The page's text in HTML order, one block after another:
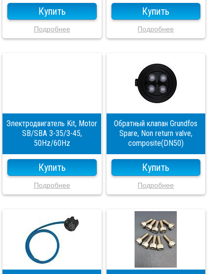
Купить
Подробнее
Купить
Подробнее
Электродвигатель Kit, Motor
SB/SBA 3-35/3-45,
50Hz/60Hz
Купить
Подробнее
Обратный клапан Grundfos
Spare, Non return valve,
composite(DN50)
Купить
Подробнее